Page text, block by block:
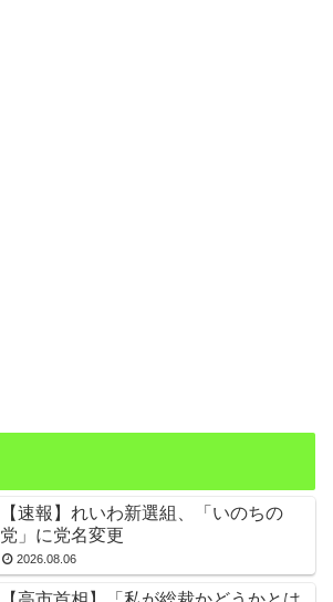
【速報】れいわ新選組、「いのちの
党」に党名変更
2026.08.06